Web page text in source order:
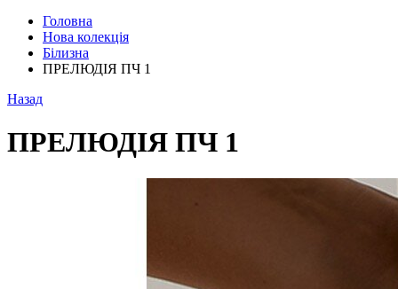
Головна
Нова колекція
Білизна
ПРЕЛЮДІЯ ПЧ 1
Назад
ПРЕЛЮДІЯ ПЧ 1